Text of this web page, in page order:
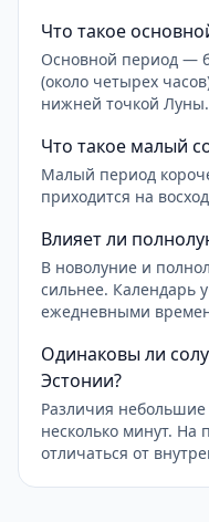
Что такое
Основной период —
(около четырех
нижней точкой Луны.
Что такое малый
Малый период
приходится на
Влияет ли
В новолуние и
сильнее. Календарь
ежедневными
Одинаковы ли
Эстонии?
Различия
несколько минут. На
отличаться от